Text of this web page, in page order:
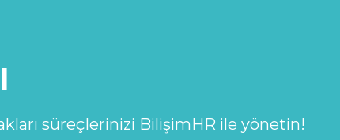
süreçlerinizi BilişimHR ile yönetin!